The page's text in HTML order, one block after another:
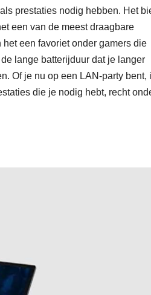
prestaties nodig hebben. Het
een van de meest draagbare
een favoriet onder gamers die
lange batterijduur dat je langer
Of je nu op een LAN-party bent,
die je nodig hebt, recht